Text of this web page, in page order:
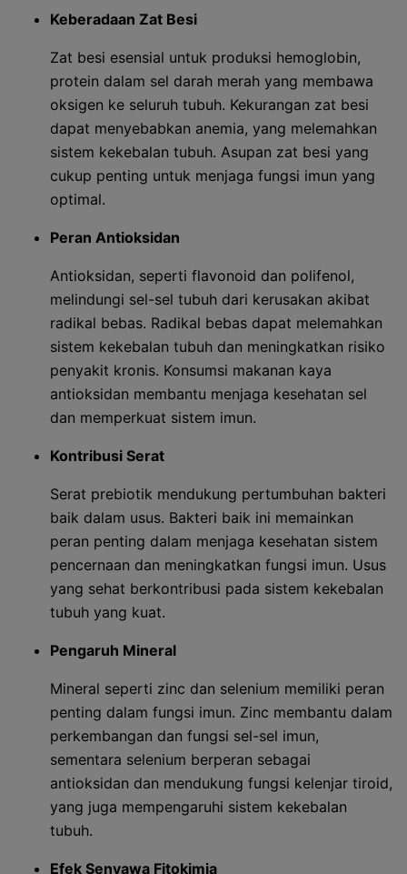
Keberadaan Zat Besi
Zat besi esensial untuk produksi hemoglobin,
protein dalam sel darah merah yang membawa
oksigen ke seluruh tubuh. Kekurangan zat besi
dapat menyebabkan anemia, yang melemahkan
sistem kekebalan tubuh. Asupan zat besi yang
cukup penting untuk menjaga fungsi imun yang
optimal.
Peran Antioksidan
Antioksidan, seperti flavonoid dan polifenol,
melindungi sel-sel tubuh dari kerusakan akibat
radikal bebas. Radikal bebas dapat melemahkan
sistem kekebalan tubuh dan meningkatkan risiko
penyakit kronis. Konsumsi makanan kaya
antioksidan membantu menjaga kesehatan sel
dan memperkuat sistem imun.
Kontribusi Serat
Serat prebiotik mendukung pertumbuhan bakteri
baik dalam usus. Bakteri baik ini memainkan
peran penting dalam menjaga kesehatan sistem
pencernaan dan meningkatkan fungsi imun. Usus
yang sehat berkontribusi pada sistem kekebalan
tubuh yang kuat.
Pengaruh Mineral
Mineral seperti zinc dan selenium memiliki peran
penting dalam fungsi imun. Zinc membantu dalam
perkembangan dan fungsi sel-sel imun,
sementara selenium berperan sebagai
antioksidan dan mendukung fungsi kelenjar tiroid,
yang juga mempengaruhi sistem kekebalan
tubuh.
Efek Senyawa Fitokimia